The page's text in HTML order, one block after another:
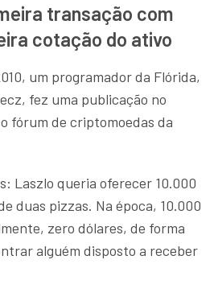
transação com
cotação do ativo
um programador da Flórida,
fez uma publicação no
fórum de criptomoedas da
Laszlo queria oferecer 10.000
duas pizzas. Na época, 10.000
zero dólares, de forma
alguém disposto a receber